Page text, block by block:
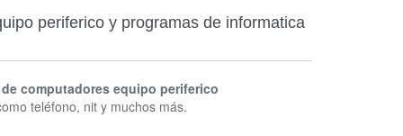
periferico y programas de informatica
computadores equipo periferico
teléfono, nit y muchos más.